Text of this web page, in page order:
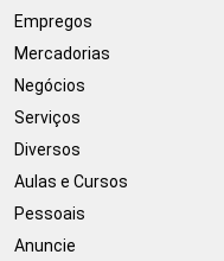
Empregos
Mercadorias
Negócios
Serviços
Diversos
Aulas e Cursos
Pessoais
Anuncie